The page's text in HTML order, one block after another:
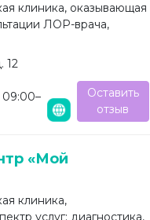
клиника, оказывающая
ЛОР-врача,
12
Оставить
отзыв
«Мой
клиника,
услуг: диагностика,